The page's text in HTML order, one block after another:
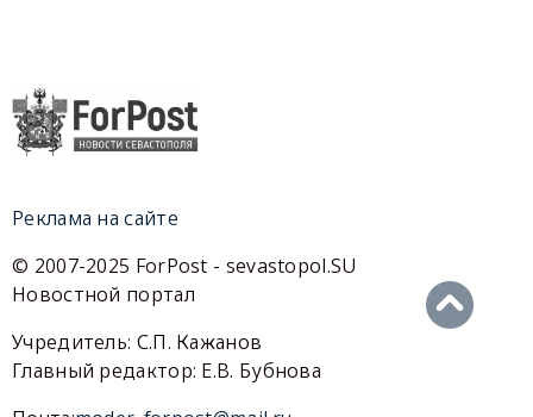
Реклама на сайте
© 2007-2025 ForPost - sevastopol.SU
Новостной портал
Учредитель: С.П. Кажанов
Главный редактор: Е.В. Бубнова